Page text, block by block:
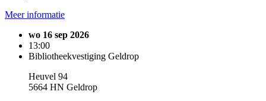
Meer informatie
wo 16 sep 2026
13:00
Bibliotheekvestiging Geldrop
Heuvel 94
5664 HN Geldrop